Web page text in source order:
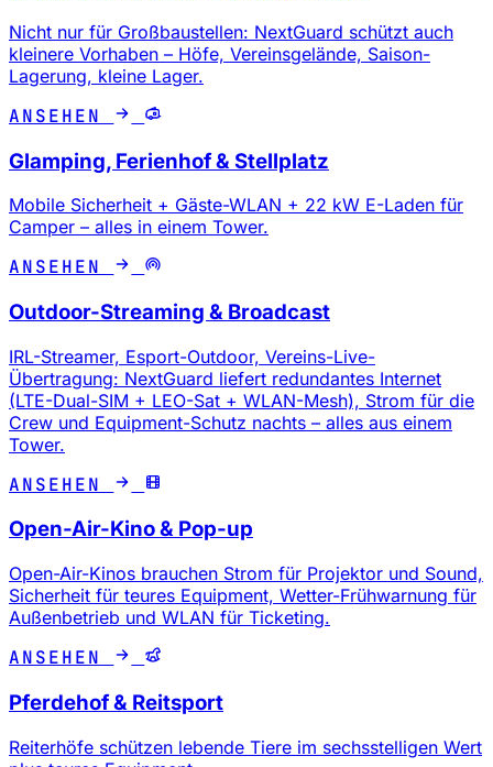
Nicht nur für Großbaustellen: NextGuard schützt auch
kleinere Vorhaben – Höfe, Vereinsgelände, Saison-
Lagerung, kleine Lager.
ANSEHEN
Glamping, Ferienhof & Stellplatz
Mobile Sicherheit + Gäste-WLAN + 22 kW E-Laden für
Camper – alles in einem Tower.
ANSEHEN
Outdoor-Streaming & Broadcast
IRL-Streamer, Esport-Outdoor, Vereins-Live-
Übertragung: NextGuard liefert redundantes Internet
(LTE-Dual-SIM + LEO-Sat + WLAN-Mesh), Strom für die
Crew und Equipment-Schutz nachts – alles aus einem
Tower.
ANSEHEN
Open-Air-Kino & Pop-up
Open-Air-Kinos brauchen Strom für Projektor und Sound,
Sicherheit für teures Equipment, Wetter-Frühwarnung für
Außenbetrieb und WLAN für Ticketing.
ANSEHEN
Pferdehof & Reitsport
Reiterhöfe schützen lebende Tiere im sechsstelligen Wert